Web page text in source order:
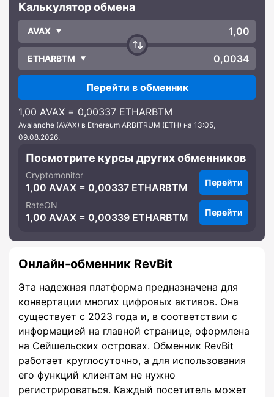
Калькулятор обмена
AVAX
ETHARBTM
Перейти в обменник
1,00 AVAX = 0,00337 ETHARBTM
Avalanche (AVAX) в Ethereum ARBITRUM (ETH) на 13:05,
09.08.2026.
Посмотрите курсы других обменников
Cryptomonitor
1,00 AVAX = 0,00337 ETHARBTM Перейти
RateON
1,00 AVAX = 0,00339 ETHARBTM Перейти
Онлайн-обменник RevBit
Эта надежная платформа предназначена для
конвертации многих цифровых активов. Она
существует с 2023 года и, в соответствии с
информацией на главной странице, оформлена
на Сейшельских островах. Обменник RevBit
работает круглосуточно, а для использования
его функций клиентам не нужно
регистрироваться. Каждый посетитель может